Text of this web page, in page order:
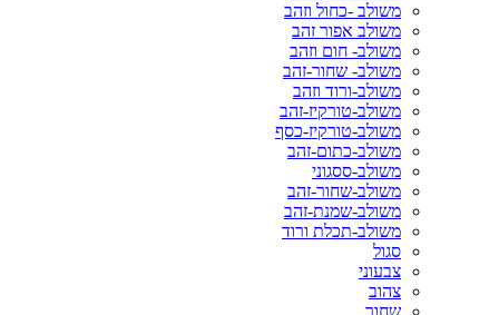
משולב -כחול וזהב
משולב אפור זהב
משולב- חום וזהב
משולב- שחור-זהב
משולב-ורוד וזהב
משולב-טורקיז-זהב
משולב-טורקיז-כסף
משולב-כתום-זהב
משולב-ססגוני
משולב-שחור-זהב
משולב-שמנת-זהב
משולב-תכלת ורוד
סגול
צבעוני
צהוב
שחור